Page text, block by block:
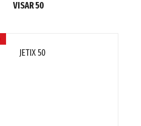
VISAR 50